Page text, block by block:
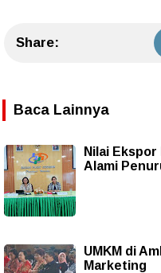
Share:
Baca Lainnya
Nilai
Alami
UMKM di
Marketing